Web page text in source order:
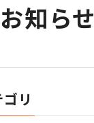
知らせ
リ